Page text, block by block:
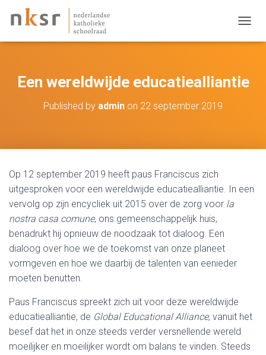
Een wereldwijde educatiealliantie
Published by admin on 22 september 2019
Op 12 september 2019 heeft paus Franciscus zich
uitgesproken voor een wereldwijde educatiealliantie. In een
vervolg op zijn encycliek uit 2015 over de zorg voor la
nostra casa comune, ons gemeenschappelijk huis,
benadrukt hij opnieuw de noodzaak tot dialoog. Een
dialoog over hoe we de toekomst van onze planeet
vormgeven en hoe we daarbij de talenten van eenieder
moeten benutten.
Paus Franciscus spreekt zich uit voor deze wereldwijde
educatiealliantie, de Global Educational Alliance, vanuit het
besef dat het in onze steeds verder versnellende wereld
moeilijker en moeilijker wordt om balans te vinden. Steeds